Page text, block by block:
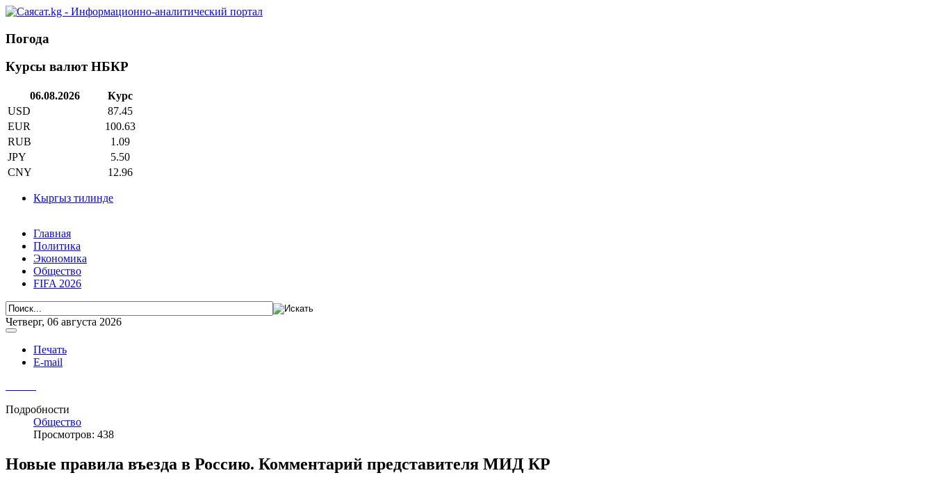
Погода
Курсы валют НБКР
06.08.2026
Курс
USD
87.45
EUR
100.63
RUB
1.09
JPY
5.50
CNY
12.96
Кыргыз тилинде
Главная
Политика
Экономика
Общество
FIFA 2026
Четверг, 06 августа 2026
Печать
E-mail
Подробности
Общество
Просмотров: 438
Новые правила въезда в Россию. Комментарий представителя МИД КР